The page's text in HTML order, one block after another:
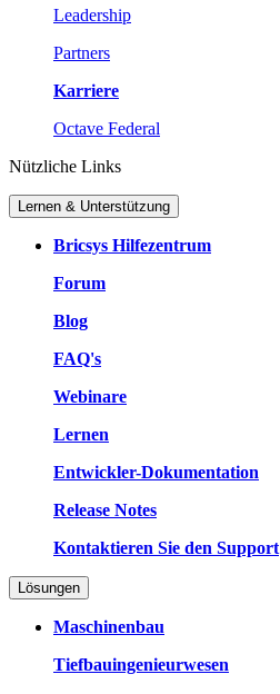
Leadership
Partners
Karriere
Octave Federal
Nützliche Links
Lernen & Unterstützung
Bricsys Hilfezentrum
Forum
Blog
FAQ's
Webinare
Lernen
Entwickler-Dokumentation
Release Notes
Kontaktieren Sie den Support
Lösungen
Maschinenbau
Tiefbauingenieurwesen